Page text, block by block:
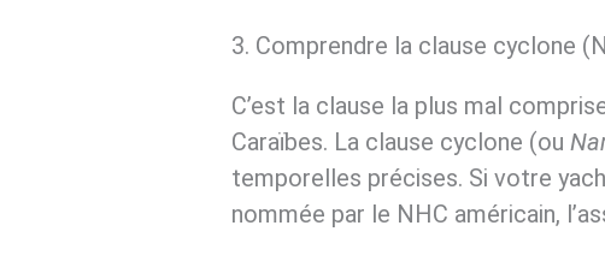
3. Comprendre la clause cyclone
C’est la clause la plus mal
Caraïbes. La clause cyclone (ou
temporelles précises. Si votre
nommée par le NHC américain,